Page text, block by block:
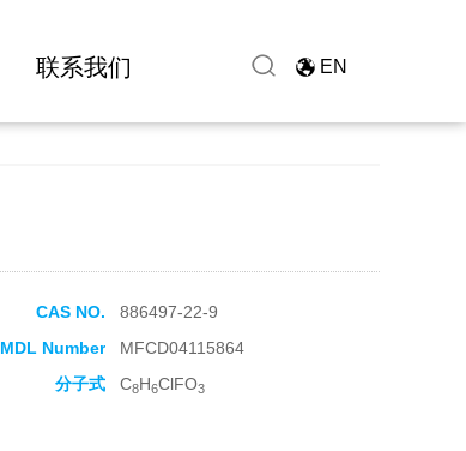
联系我们 EN
CAS NO.
886497-22-9
MDL Number
MFCD04115864
分子式 C8H6ClFO3